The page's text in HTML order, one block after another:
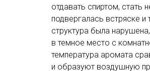
отдавать спиртом, стать
подвергалась встряске
структура была
в темное место с
температура аромата
и образуют воздушную